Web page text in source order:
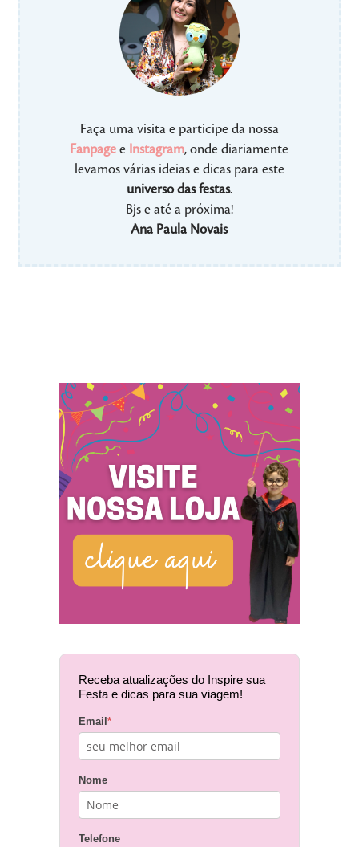
Faça uma visita e participe da nossa
Fanpage e Instagram, onde diariamente
levamos várias ideias e dicas para este
universo das festas.
Bjs e até a próxima!
Ana Paula Novais
Receba atualizações do Inspire sua
Festa e dicas para sua viagem!
Email *
Nome
Telefone